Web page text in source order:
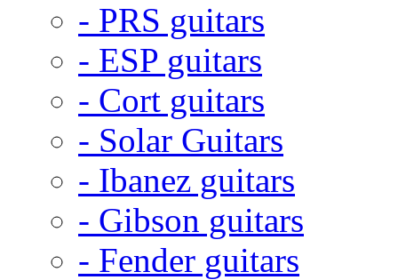
- PRS guitars
- ESP guitars
- Cort guitars
- Solar Guitars
- Ibanez guitars
- Gibson guitars
- Fender guitars